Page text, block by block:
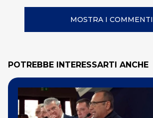
MOSTRA I COMMENTI
POTREBBE INTERESSARTI ANCHE